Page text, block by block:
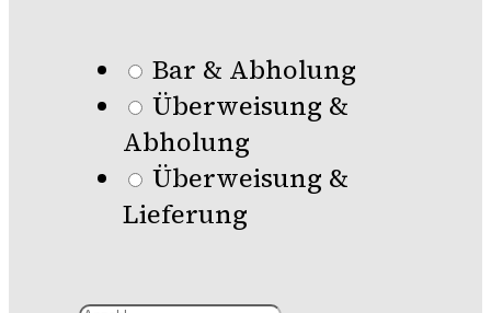
Bar & Abholung
Überweisung &
Abholung
Überweisung &
Lieferung